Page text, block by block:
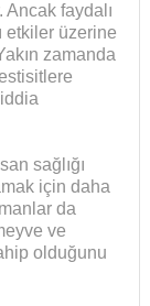
Ancak faydalı
etkiler üzerine
zamanda
iddia
sağlığı
için daha
da
ve
olduğunu